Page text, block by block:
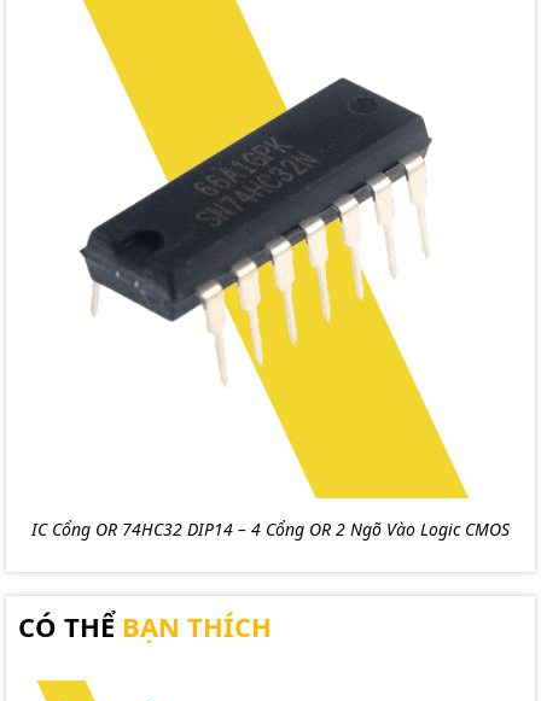
IC Cổng OR 74HC32 DIP14 – 4 Cổng OR 2 Ngõ Vào Logic CMOS
CÓ THỂ BẠN THÍCH